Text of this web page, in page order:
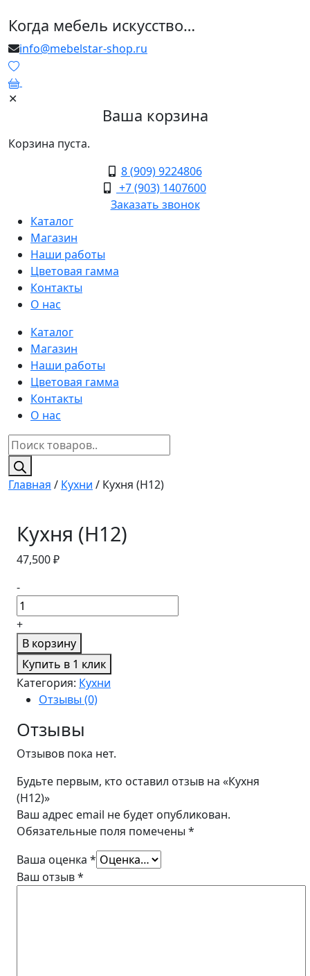
Когда мебель искусство…
info@mebelstar-shop.ru
✕
Ваша корзина
Корзина пуста.
8 (909) 9224806
+7 (903) 1407600
Заказать звонок
Каталог
Магазин
Наши работы
Цветовая гамма
Контакты
О нас
Каталог
Магазин
Наши работы
Цветовая гамма
Контакты
О нас
Поиск
товаров
Главная / Кухни / Кухня (H12)
Кухня (H12)
47,500₽
-
+
В корзину
Купить в 1 клик
Категория: Кухни
Отзывы (0)
Отзывы
Отзывов пока нет.
Будьте первым, кто оставил отзыв на «Кухня
(H12)»
Ваш адрес email не будет опубликован.
Обязательные поля помечены *
Ваша оценка *
Ваш отзыв*